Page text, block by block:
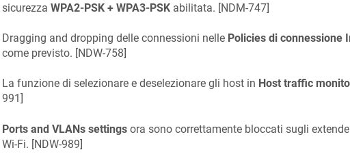
sicurezza WPA2-PSK + WPA3-PSKabilitata. [NDM-747]
Dragging and dropping delle connessioni nelle Policies di connessione
come previsto. [NDW-758]
La funzione di selezionare e deselezionare gli host in Host traffic
991 ]
Ports and VLANs settingsora sono correttamente bloccati sugli
Wi‑Fi. [NDW-989]